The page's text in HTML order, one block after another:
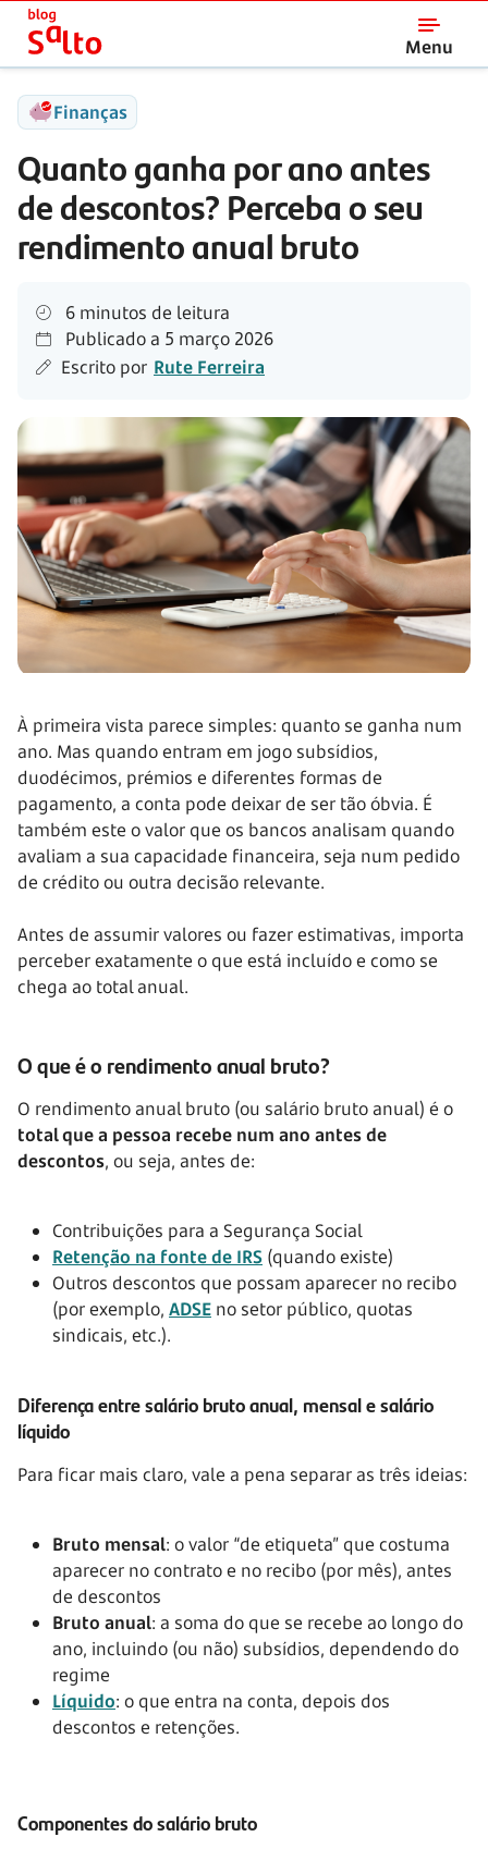
Menu
Salto
Finanças
Quanto ganha por ano antes
de descontos? Perceba o seu
rendimento anual bruto
6 minutos de leitura
Publicado a 5 março 2026
Escrito por Rute Ferreira
À primeira vista parece simples: quanto se ganha num
ano. Mas quando entram em jogo subsídios,
duodécimos, prémios e diferentes formas de
pagamento, a conta pode deixar de ser tão óbvia. É
também este o valor que os bancos analisam quando
avaliam a sua capacidade financeira, seja num pedido
de crédito ou outra decisão relevante.
Antes de assumir valores ou fazer estimativas, importa
perceber exatamente o que está incluído e como se
chega ao total anual.
O que é o rendimento anual bruto?
O rendimento anual bruto (ou salário bruto anual) é o
total que a pessoa recebe num ano antes de
descontos, ou seja, antes de:
Contribuições para a Segurança Social
Retenção na fonte de IRS (quando existe)
Outros descontos que possam aparecer no recibo
(por exemplo, ADSE no setor público, quotas
sindicais, etc.).
Diferença entre salário bruto anual, mensal e salário
líquido
Para ficar mais claro, vale a pena separar as três ideias:
Bruto mensal: o valor “de etiqueta” que costuma
aparecer no contrato e no recibo (por mês), antes
de descontos
Bruto anual: a soma do que se recebe ao longo do
ano, incluindo (ou não) subsídios, dependendo do
regime
Líquido: o que entra na conta, depois dos
descontos e retenções.
Componentes do salário bruto